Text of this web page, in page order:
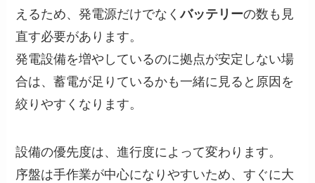
えるため、発電源だけでなくバッテリーの数も見
直す必要があります。
発電設備を増やしているのに拠点が安定しない場
合は、蓄電が足りているかも一緒に見ると原因を
絞りやすくなります。
設備の優先度は、進行度によって変わります。
序盤は手作業が中心になりやすいため、すぐに大